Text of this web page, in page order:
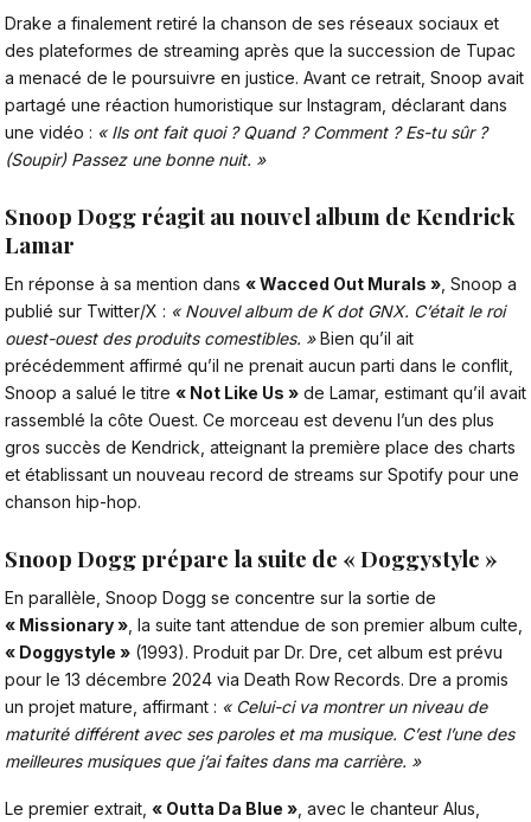
Drake a finalement retiré la chanson de ses réseaux sociaux et
des plateformes de streaming après que la succession de Tupac
a menacé de le poursuivre en justice. Avant ce retrait, Snoop avait
partagé une réaction humoristique sur Instagram, déclarant dans
une vidéo : « Ils ont fait quoi ? Quand ? Comment ? Es-tu sûr ?
(Soupir) Passez une bonne nuit. »
Snoop Dogg réagit au nouvel album de Kendrick
Lamar
En réponse à sa mention dans « Wacced Out Murals » , Snoop a
publié sur Twitter/X : « Nouvel album de K dot GNX. C’était le roi
ouest-ouest des produits comestibles. »Bien qu’il ait
précédemment affirmé qu’il ne prenait aucun parti dans le conflit,
Snoop a salué le titre « Not Like Us » de Lamar, estimant qu’il avait
rassemblé la côte Ouest. Ce morceau est devenu l’un des plus
gros succès de Kendrick, atteignant la première place des charts
et établissant un nouveau record de streams sur Spotify pour une
chanson hip-hop.
Snoop Dogg prépare la suite de « Doggystyle »
En parallèle, Snoop Dogg se concentre sur la sortie de
« Missionary » , la suite tant attendue de son premier album culte,
« Doggystyle » (1993). Produit par Dr. Dre, cet album est prévu
pour le 13 décembre 2024 via Death Row Records. Dre a promis
un projet mature, affirmant : « Celui-ci va montrer un niveau de
maturité différent avec ses paroles et ma musique. C’est l’une des
meilleures musiques que j’ai faites dans ma carrière. »
Le premier extrait, « Outta Da Blue » , avec le chanteur Alus,